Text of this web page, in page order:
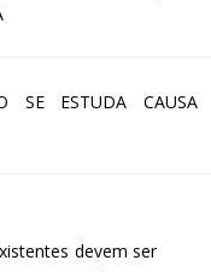
SE ESTUDA CAUSA
devem ser